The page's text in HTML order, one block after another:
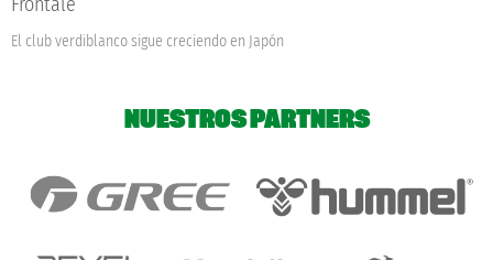
El club verdiblanco sigue creciendo en Japón
NUESTROS PARTNERS